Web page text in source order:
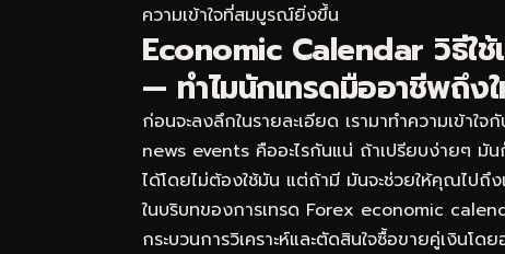
ความเข้าใจที่สมบูรณ์ยิ่งขึ้น
Economic Calendar วิธีใช้
— ทำไมนักเทรดมืออาชีพถึง
ก่อนจะลงลึกในรายละเอียด เรามาทำความเข้
news events คืออะไรกันแน่ ถ้าเปรียบง่ายๆ
ได้โดยไม่ต้องใช้มัน แต่ถ้ามี มันจะช่วยให้คุณไปถึ
ในบริบทของการเทรด Forex economic
กระบวนการวิเคราะห์และตัดสินใจซื้อขายคู่เงิน